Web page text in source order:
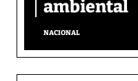
ambiental
NACIONAL